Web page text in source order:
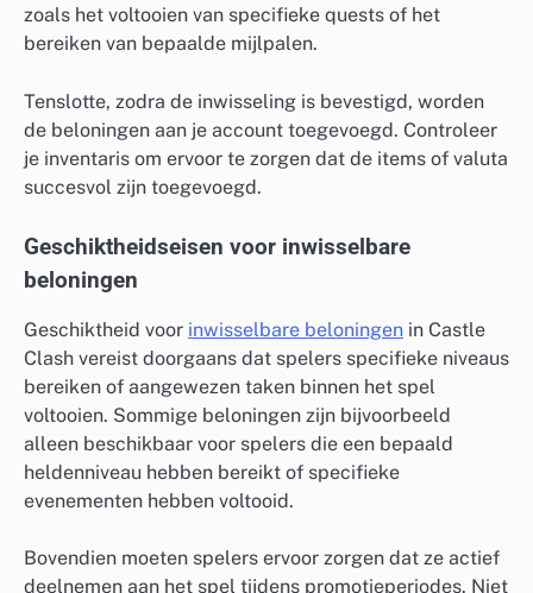
zoals het voltooien van specifieke quests of het
bereiken van bepaalde mijlpalen.
Tenslotte, zodra de inwisseling is bevestigd, worden
de beloningen aan je account toegevoegd. Controleer
je inventaris om ervoor te zorgen dat de items of valuta
succesvol zijn toegevoegd.
Geschiktheidseisen voor inwisselbare
beloningen
Geschiktheid voor inwisselbare beloningen in Castle
Clash vereist doorgaans dat spelers specifieke niveaus
bereiken of aangewezen taken binnen het spel
voltooien. Sommige beloningen zijn bijvoorbeeld
alleen beschikbaar voor spelers die een bepaald
heldenniveau hebben bereikt of specifieke
evenementen hebben voltooid.
Bovendien moeten spelers ervoor zorgen dat ze actief
deelnemen aan het spel tijdens promotieperiodes. Niet